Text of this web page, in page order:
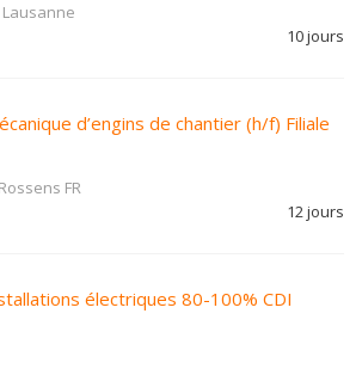
Lausanne
10 jours
d’engins de chantier (h/f) Filiale
Rossens FR
12 jours
électriques 80-100% CDI